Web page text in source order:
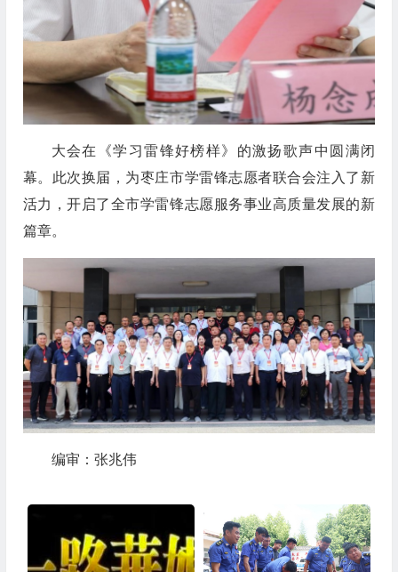
大会在《学习雷锋好榜样》的激扬歌声中圆满闭
幕。此次换届，为枣庄市学雷锋志愿者联合会注入了新
活力，开启了全市学雷锋志愿服务事业高质量发展的新
篇章。
编审：张兆伟